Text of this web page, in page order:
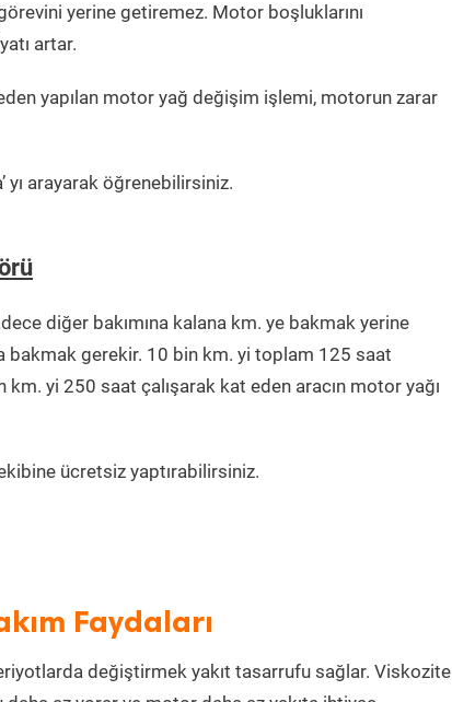
yerine getiremez. Motor boşluklarını
artar.
yapılan motor yağ değişim işlemi, motorun zarar
yı arayarak öğrenebilirsiniz.
diğer bakımına kalana km. ye bakmak yerine
bakmak gerekir. 10 bin km. yi toplam 125 saat
yi 250 saat çalışarak kat eden aracın motor yağı
ücretsiz yaptırabilirsiniz.
Faydaları
değiştirmek yakıt tasarrufu sağlar. Viskozite